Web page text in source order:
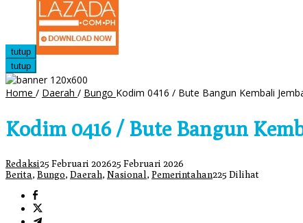
tutup
tutup
Home / Daerah / Bungo Kodim 0416 / Bute Bangun Kembali
Kodim 0416 / Bute Bangun
Redaksi25 Februari 202625 Februari 2026
Berita, Bungo, Daerah, Nasional , Pemerintahan225 Dilihat